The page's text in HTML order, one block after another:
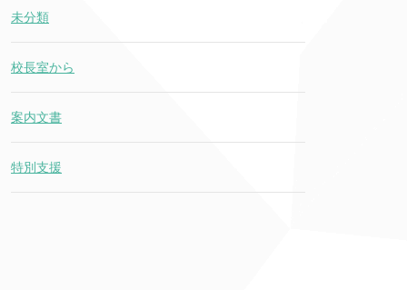
未分類
校長室から
案内文書
特別支援